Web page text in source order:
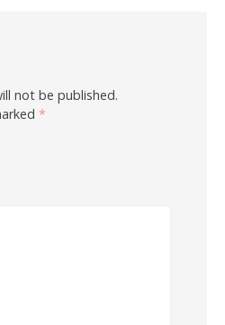
not be published.
*